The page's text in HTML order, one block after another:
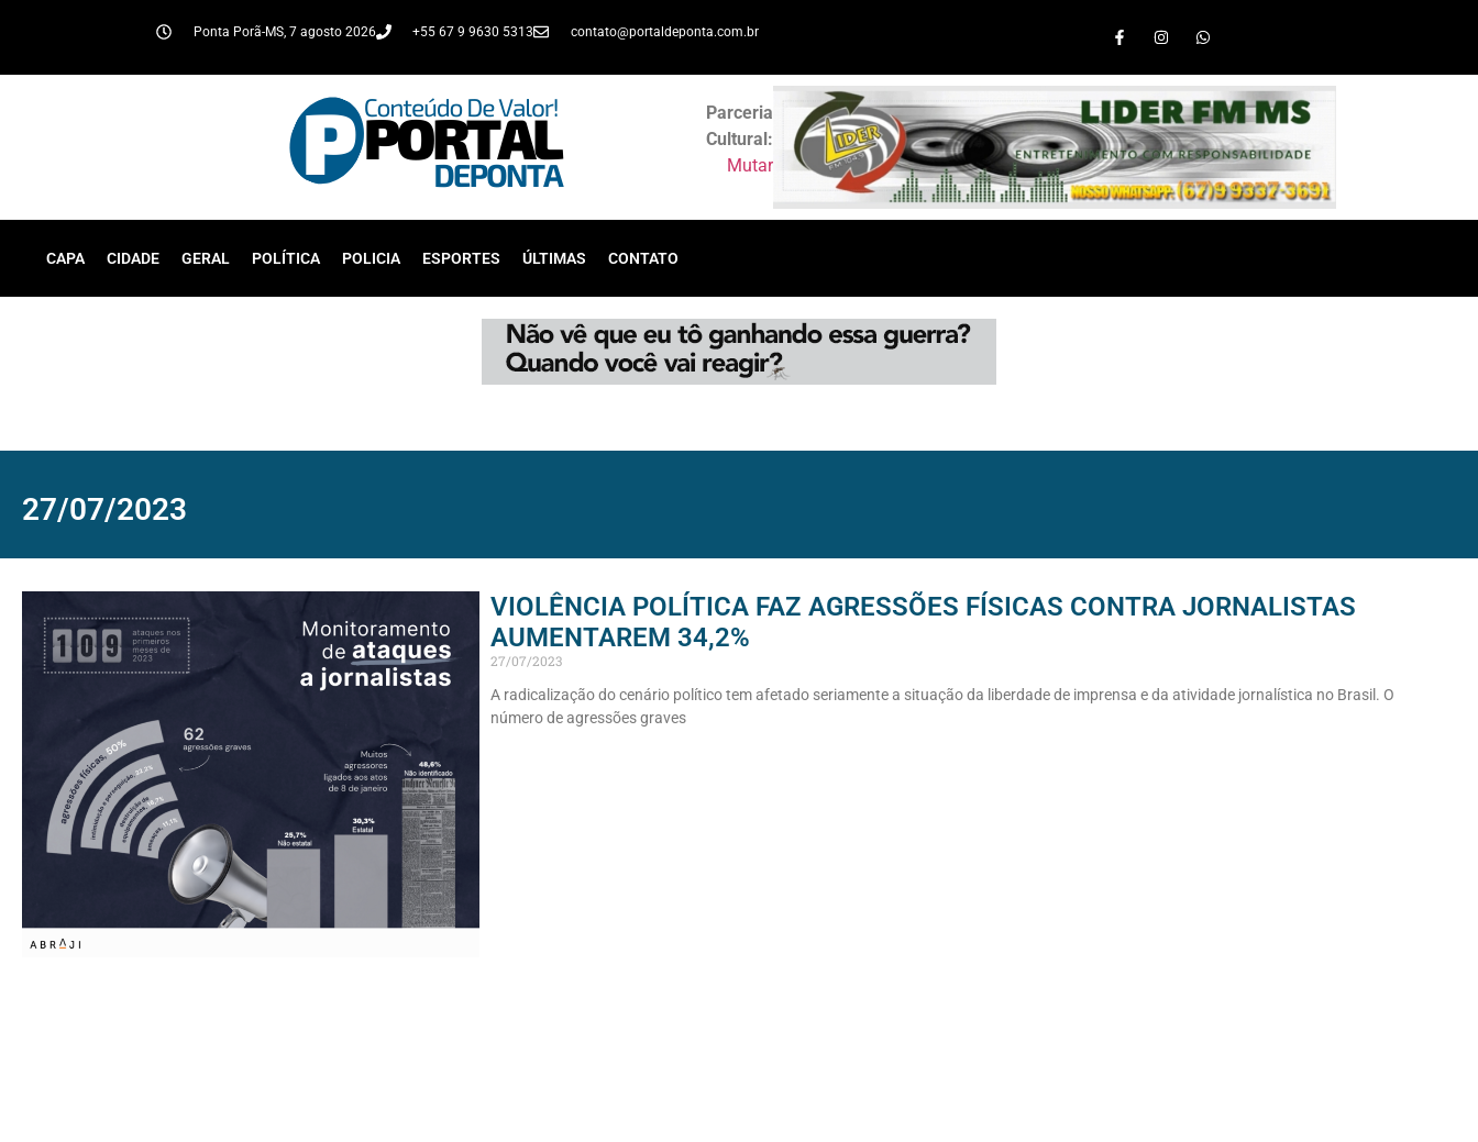
Ponta Porã-MS, 7 agosto 2026 +55 67 9 9630 5313 contato@portaldeponta.com.br
Parceria
Cultural:
Mutar
CAPA CIDADE GERAL POLÍTICA POLICIA ESPORTES ÚLTIMAS CONTATO
27/07/2023
VIOLÊNCIA POLÍTICA FAZ AGRESSÕES FÍSICAS CONTRA JORNALISTAS
AUMENTAREM 34,2%
27/07/2023
A radicalização do cenário político tem afetado seriamente a situação da liberdade de imprensa e da atividade jornalística no Brasil. O
número de agressões graves